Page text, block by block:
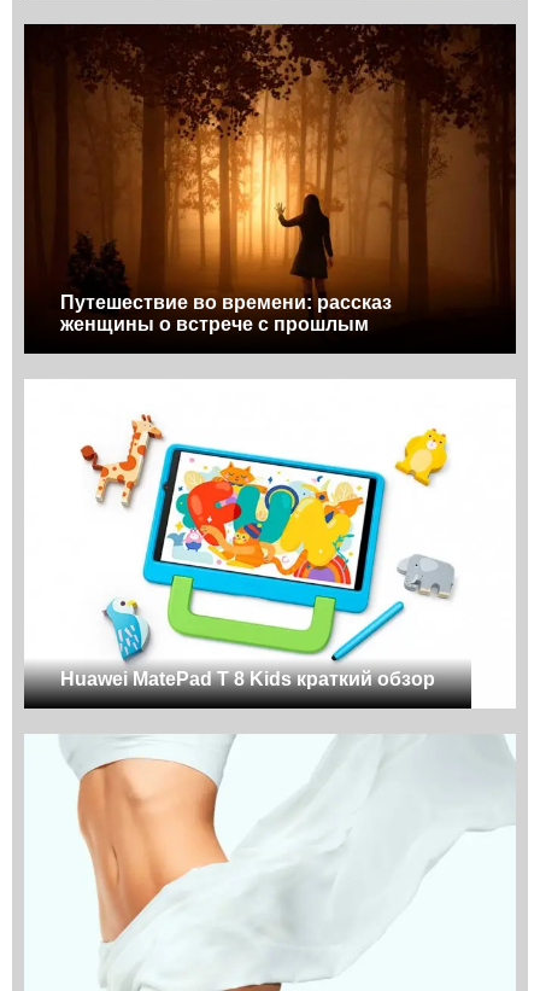
Путешествие во времени: рассказ
женщины о встрече с прошлым
Huawei MatePad T 8 Kids краткий обзор